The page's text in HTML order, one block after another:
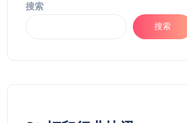
搜索
搜索